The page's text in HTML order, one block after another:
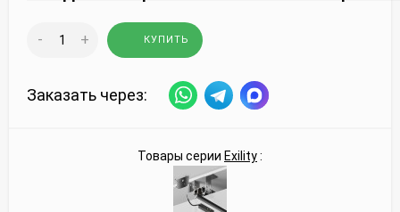
- + КУПИТЬ
Заказать через:
Товары серии Exility: